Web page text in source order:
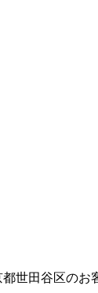
世田谷区のお